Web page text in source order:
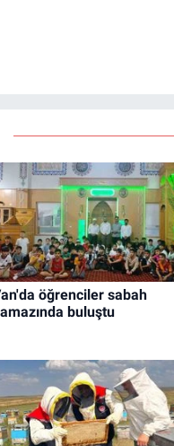
öğrenciler sabah
buluştu